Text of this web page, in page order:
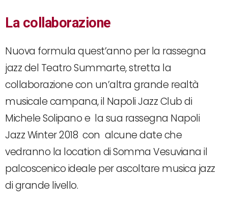
La collaborazione
Nuova formula quest’anno per la rassegna
jazz del Teatro Summarte, stretta la
collaborazione con un’altra grande realtà
musicale campana, il Napoli Jazz Club di
Michele Solipano e la sua rassegna Napoli
Jazz Winter 2018 con alcune date che
vedranno la location di Somma Vesuviana il
palcoscenico ideale per ascoltare musica jazz
di grande livello.